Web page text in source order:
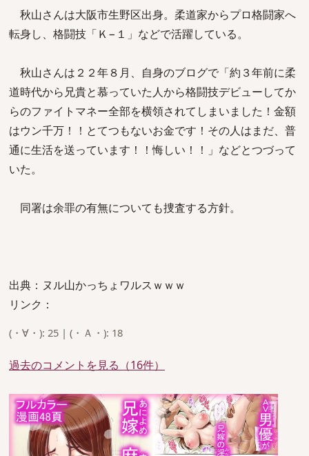
秋山さんは大阪市生野区出身。柔道家からプロ格闘家へ
転身し、格闘技「Ｋ−１」などで活躍している。
秋山さんは２２年８月、自身のブログで「約３年前に柔
道時代から兄貴と慕っていた人から格闘技デビューしてか
らのファイトマネー全部を横領されてしまいました！金額
はウン千万！！とてつもないお金です！その人はまだ、普
通に生活を送っています！！悔しい！！」などとつづって
いた。
同署は余罪の有無についても捜査する方針。
出典：ヌル山かっちょワルスｗｗｗ
リンク：
(・∀・): 25 | (・Ａ・): 18
過去のコメントを見る（16件）